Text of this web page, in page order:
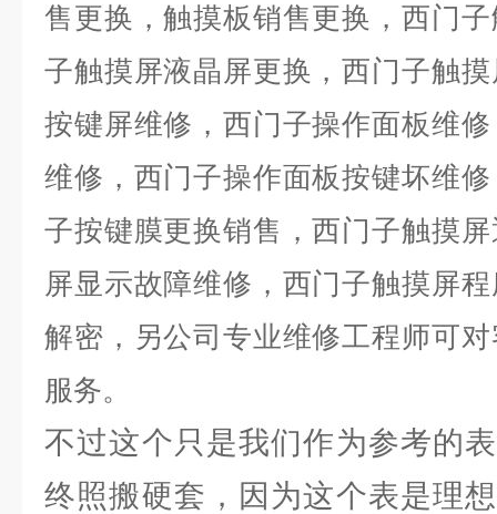
售更换，触摸板销售更换，西门
子触摸屏液晶屏更换，西门子触
按键屏维修，西门子操作面板维
维修，西门子操作面板按键坏维
子按键膜更换销售，西门子触摸
屏显示故障维修，西门子触摸屏
解密，另公司专业维修工程师可
服务。
不过这个只是我们作为参考的
终照搬硬套，因为这个表是理